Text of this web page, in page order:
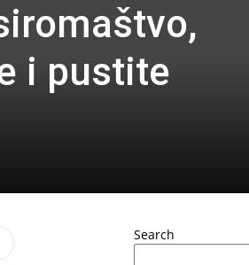
i pustite
Search